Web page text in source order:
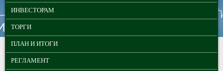
ИНВЕСТОРАМ
ТОРГИ
ПЛАН И ИТОГИ
РЕГЛАМЕНТ